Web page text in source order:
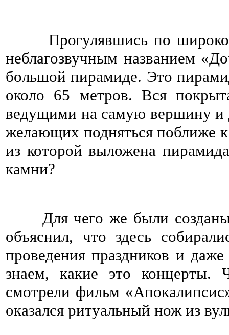
Прогулявшись по широкой
неблагозвучным названием
большой пирамиде. Это
около 65 метров. Вся
ведущими на самую вершину и
желающих подняться поближе к
из которой выложена
камни?
Для чего же были созданы
объяснил, что здесь
проведения праздников и
знаем, какие это
смотрели фильм
оказался ритуальный нож из